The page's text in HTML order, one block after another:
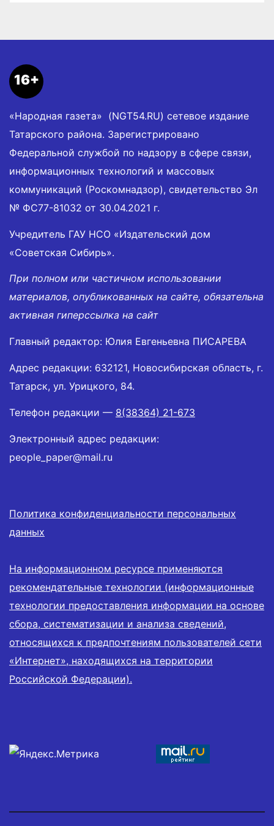
16+
«Народная газета» (NGT54.RU) сетевое издание
Татарского района. Зарегистрировано
Федеральной службой по надзору в сфере связи,
информационных технологий и массовых
коммуникаций (Роскомнадзор), свидетельство Эл
№ ФС77-81032 от 30.04.2021 г.
Учредитель ГАУ НСО «Издательский дом
«Советская Сибирь».
При полном или частичном использовании
материалов, опубликованных на сайте, обязательна
активная гиперссылка на сайт
Главный редактор: Юлия Евгеньевна ПИСАРЕВА
Адрес редакции: 632121, Новосибирская область, г.
Татарск, ул. Урицкого, 84.
Телефон редакции — 8(38364) 21-673
Электронный адрес редакции:
people_paper@mail.ru
Политика конфиденциальности персональных
данных
На информационном ресурсе применяются
рекомендательные технологии (информационные
технологии предоставления информации на основе
сбора, систематизации и анализа сведений,
относящихся к предпочтениям пользователей сети
«Интернет», находящихся на территории
Российской Федерации).